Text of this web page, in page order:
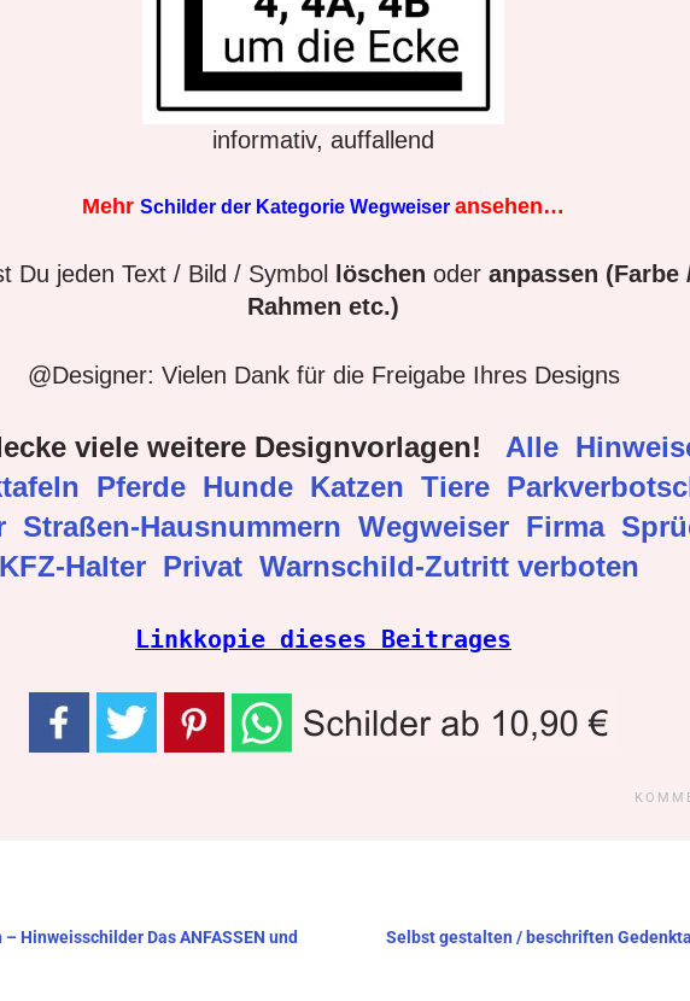
informativ, auffallend
Mehr Schilder der Kategorie Wegweiser ansehen…
Du jeden Text / Bild / Symbol löschen oder anpassen
Rahmen etc.)
@Designer: Vielen Dank für die Freigabe Ihres Designs
viele weitere Designvorlagen! Alle
Pferde Hunde Katzen Tiere
Straßen-Hausnummern Wegweiser Firma
KFZ-Halter Privat Warnschild-Zutritt verboten
Linkkopie dieses Beitrages
Hinweisschilder Das ANFASSEN und
Selbst gestalten / beschriften